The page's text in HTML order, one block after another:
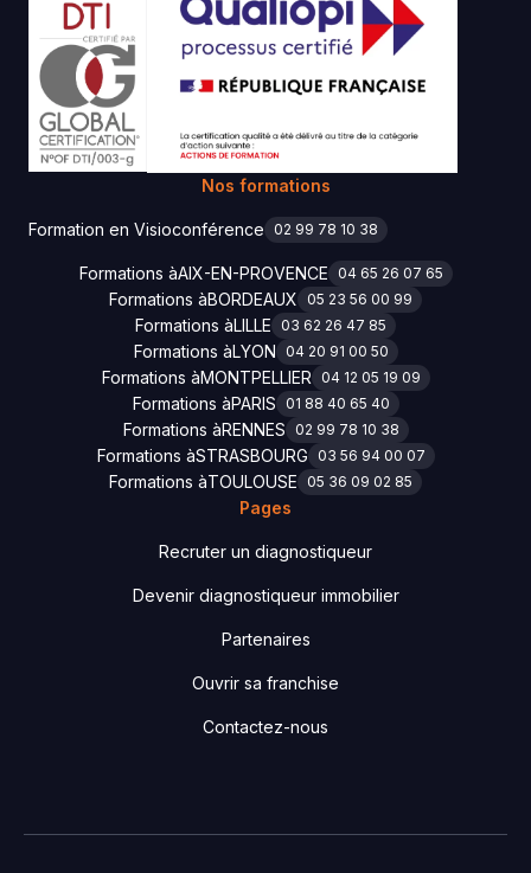
Nos formations
Formation en Visioconférence 02 99 78 10 38
Formations àAIX-EN-PROVENCE 04 65 26 07 65
Formations àBORDEAUX 05 23 56 00 99
Formations àLILLE 03 62 26 47 85
Formations àLYON 04 20 91 00 50
Formations àMONTPELLIER 04 12 05 19 09
Formations àPARIS 01 88 40 65 40
Formations àRENNES 02 99 78 10 38
Formations àSTRASBOURG 03 56 94 00 07
Formations àTOULOUSE 05 36 09 02 85
Pages
Recruter un diagnostiqueur
Devenir diagnostiqueur immobilier
Partenaires
Ouvrir sa franchise
Contactez-nous